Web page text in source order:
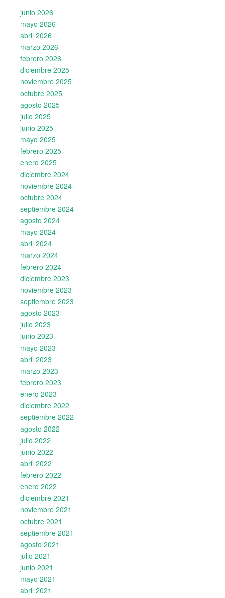
junio 2026
mayo 2026
abril 2026
marzo 2026
febrero 2026
diciembre 2025
noviembre 2025
octubre 2025
agosto 2025
julio 2025
junio 2025
mayo 2025
febrero 2025
enero 2025
diciembre 2024
noviembre 2024
octubre 2024
septiembre 2024
agosto 2024
mayo 2024
abril 2024
marzo 2024
febrero 2024
diciembre 2023
noviembre 2023
septiembre 2023
agosto 2023
julio 2023
junio 2023
mayo 2023
abril 2023
marzo 2023
febrero 2023
enero 2023
diciembre 2022
septiembre 2022
agosto 2022
julio 2022
junio 2022
abril 2022
febrero 2022
enero 2022
diciembre 2021
noviembre 2021
octubre 2021
septiembre 2021
agosto 2021
julio 2021
junio 2021
mayo 2021
abril 2021